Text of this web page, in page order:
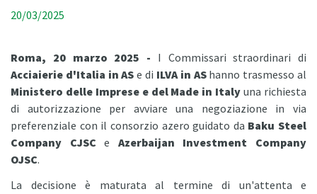
20/03/2025
Roma, 20 marzo 2025 - I Commissari straordinari di
Acciaierie d'Italia in AS e di ILVA in AShanno trasmesso al
Ministero delle Imprese e del Made in Italy una richiesta
di autorizzazione per avviare una negoziazione in via
preferenziale con il consorzio azero guidato da Baku Steel
Company CJSCe Azerbaijan Investment Company
OJSC.
La decisione è maturata al termine di un'attenta e